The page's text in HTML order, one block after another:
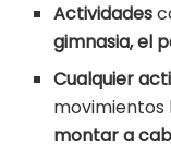
Actividades
gimnasia, el
Cualquier
movimientos
montar a